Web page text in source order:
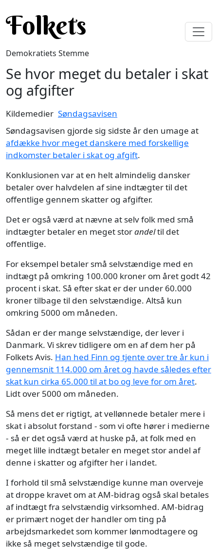
Folkets
Demokratiets Stemme
Se hvor meget du betaler i skat
og afgifter
Kildemedier Søndagsavisen
Søndagsavisen gjorde sig sidste år den umage at
afdække hvor meget danskere med forskellige
indkomster betaler i skat og afgift.
Konklusionen var at en helt almindelig dansker
betaler over halvdelen af sine indtægter til det
offentlige gennem skatter og afgifter.
Det er også værd at nævne at selv folk med små
indtægter betaler en meget storandeltil det
offentlige.
For eksempel betaler små selvstændige med en
indtægt på omkring 100.000 kroner om året godt 42
procent i skat. Så efter skat er der under 60.000
kroner tilbage til den selvstændige. Altså kun
omkring 5000 om måneden.
Sådan er der mange selvstændige, der lever i
Danmark. Vi skrev tidligere om en af dem her på
Folkets Avis. Han hed Finn og tjente over tre år kun i
gennemsnit 114.000 om året og havde således efter
skat kun cirka 65.000 til at bo og leve for om året.
Lidt over 5000 om måneden.
Så mens det er rigtigt, at vellønnede betaler mere i
skat i absolut forstand - som vi ofte hører i medierne
- så er det også værd at huske på, at folk med en
meget lille indtægt betaler en meget stor andel af
denne i skatter og afgifter her i landet.
I forhold til små selvstændige kunne man overveje
at droppe kravet om at AM-bidrag også skal betales
af indtægt fra selvstændig virksomhed. AM-bidrag
er primært noget der handler om ting på
arbejdsmarkedet som kommer lønmodtagere og
ikke så meget selvstændige til gode.